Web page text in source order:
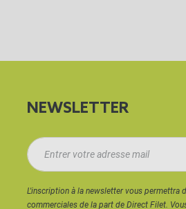
COMMENT
IMPERMÉABLE
ÉTANCHÉITÉ
TEMPS ?
NEWSLETTER
L'inscription à la newsletter vous permettra
commerciales de la part de Direct Filet.